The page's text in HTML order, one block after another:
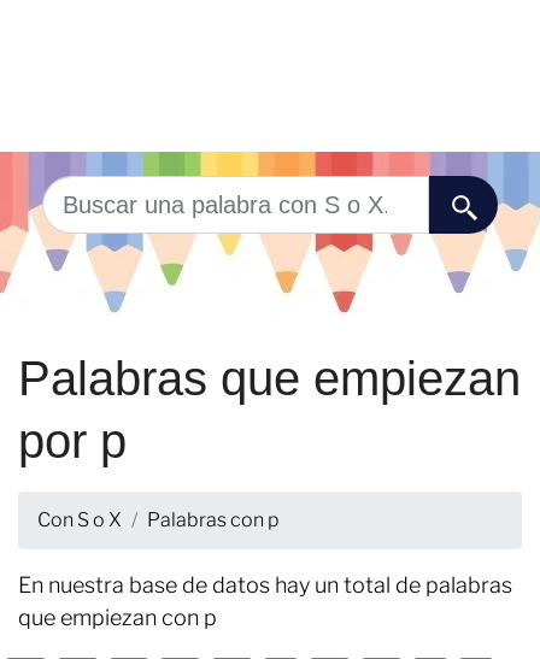
Palabras que empiezan
por p
Con S o X Palabras con p
En nuestra base de datos hay un total de palabras
que empiezan con p